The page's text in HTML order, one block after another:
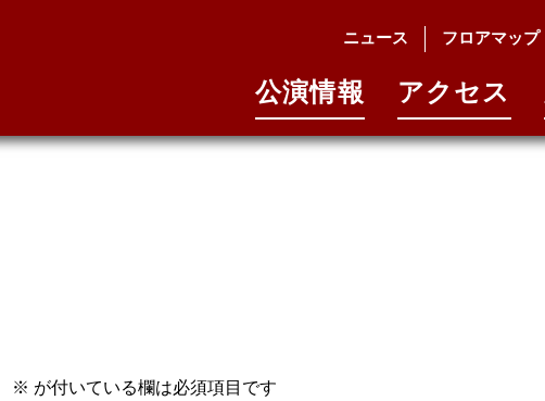
ニュース フロアマップ
公演情報 アクセス
※ が付いている欄は必須項目です